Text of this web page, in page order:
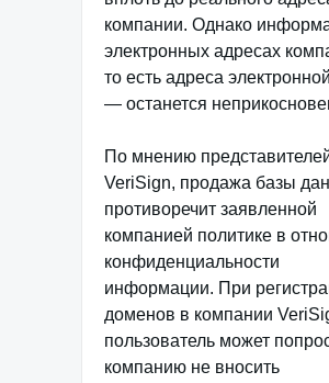
компании. Однако
электронных адресах
то есть адреса
— останется
По мнению
VeriSign, продажа базы
противоречит заявленной
компанией политике в
конфиденциальности
информации. При
доменов в компании
пользователь может
компанию не вносить